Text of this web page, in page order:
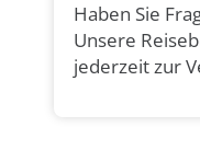
Haben Sie
Unsere
jederzeit zur